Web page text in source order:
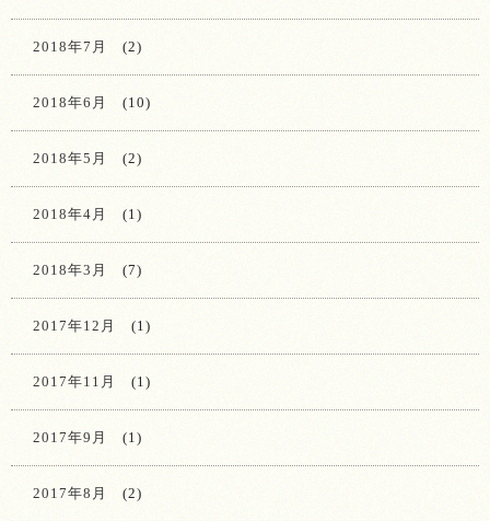
2018年7月 (2)
2018年6月 (10)
2018年5月 (2)
2018年4月 (1)
2018年3月 (7)
2017年12月 (1)
2017年11月 (1)
2017年9月 (1)
2017年8月 (2)